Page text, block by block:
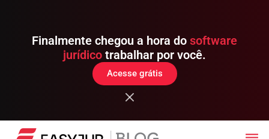
Finalmente chegou a hora do software
jurídico trabalhar por você.
Acesse grátis